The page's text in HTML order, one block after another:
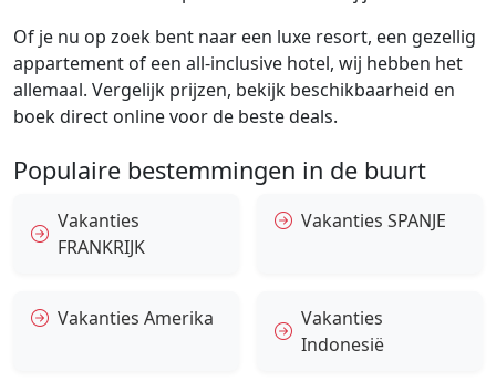
Of je nu op zoek bent naar een luxe resort, een gezellig
appartement of een all-inclusive hotel, wij hebben het
allemaal. Vergelijk prijzen, bekijk beschikbaarheid en
boek direct online voor de beste deals.
Populaire bestemmingen in de buurt
Vakanties
FRANKRIJK
Vakanties SPANJE
Vakanties Amerika
Vakanties
Indonesië